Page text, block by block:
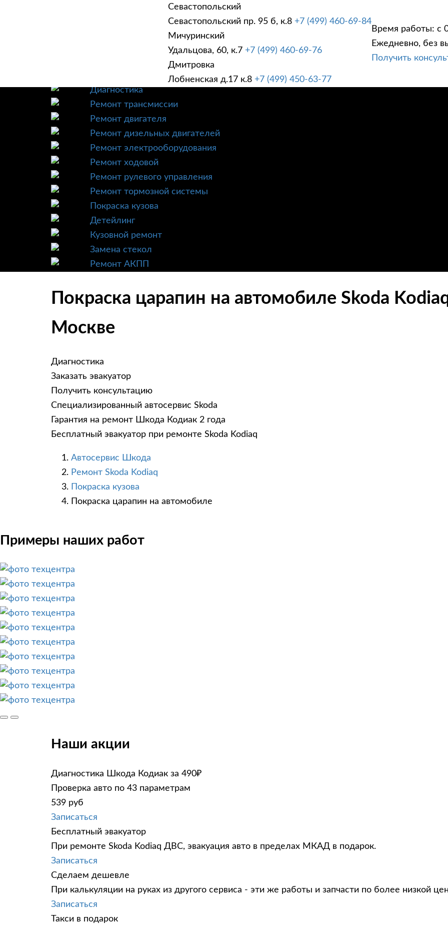
Севастопольский
Севастопольский пр. 95 б, к.8 +7 (499) 460-69-84
Мичуринский
Удальцова, 60, к.7 +7 (499) 460-69-76
Дмитровка
Лобненская д.17 к.8 +7 (499) 450-63-77
Время работы: с
Ежедневно, без
Получить
УСЛУГИ
Техническое обслуживание
Диагностика
Ремонт трансмиссии
Ремонт двигателя
Ремонт дизельных двигателей
Ремонт электрооборудования
Ремонт ходовой
Ремонт рулевого управления
Ремонт тормозной системы
Покраска кузова
Детейлинг
Кузовной ремонт
Замена стекол
Ремонт АКПП
Покраска царапин на автомобиле Skoda
Москве
Диагностика
Заказать эвакуатор
Получить консультацию
Специализированный автосервис Skoda
Гарантия на ремонт Шкода Кодиак 2 года
Бесплатный эвакуатор при ремонте Skoda Kodiaq
Автосервис Шкода
Ремонт Skoda Kodiaq
Покраска кузова
Покраска царапин на автомобиле
Примеры наших работ
Наши акции
Диагностика Шкода Кодиак за 490₽
Проверка авто по 43 параметрам
539 руб
Записаться
Бесплатный эвакуатор
При ремонте Skoda Kodiaq ДВС, эвакуация авто в пределах МКАД в подарок.
Записаться
Сделаем дешевле
При калькуляции на руках из другого сервиса - эти же работы и запчасти по более низкой
Записаться
Такси в подарок